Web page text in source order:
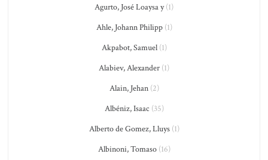
Agurto, José Loaysa y(1)
Ahle, Johann Philipp(1)
Akpabot, Samuel(1)
Alabiev, Alexander (1)
Alain, Jehan(2)
Albéniz, Isaac (35)
Alberto de Gomez, Lluys(1)
Albinoni, Tomaso(16)